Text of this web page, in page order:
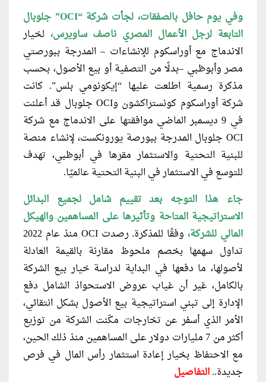
وفي يوم حافل بالصفقات، لجأت شركة “OCI” جلوبال
التابعة لرجل الأعمال المصري ناصف ساويرس، لخيار
الاندماج مع أوراسكوم للإنشاءات – المدرجة ببورصتي
مصر وأبوظبي –بدلًا من التصفية أو بيع الأصول، بحسب
مذكرة رسمية اطلعت عليها “إيكونومي بلس”. كانت
شركة أوراسكوم كونستراكشون وOCI جلوبال قد أعلنت
في 9 ديسمبر الماضي موافقتها على الاندماج مع شركة
OCI جلوبال المدرجة ببورصة يورونكست، لإنشاء منصة
للبنية التحتية والاستثمار مقرها في أبوظبي، تهدف
للتوسع في الاستثمار في البنية التحتية عالميًا.
جاء هذا التوجه بعد تقييم شامللجميع البدائل
الاستراتيجية المتاحة وتأثيرها على المساهمين والهيكل
المالي للشركة،
وفقًا للمذكرة. رصدت OCI منذ عام 2022
تداول سهمها بخصم ملحوظ مقارنة بالقيمة العادلة
لأصولها، ما دفعها في البداية لدراسة خيار بيع الشركة
بالكامل، غير أن غياب عروض الاستحواذ الشامل دفع
الإدارة إلى تبني استراتيجية بيع الأصول بشكل انتقائي،
الأمر الذي أسفر عن تخارجات مكّنت الشركة من توزيع
أكثر من 7 مليارات دولار على المساهمين منذ ذلك الحين،
مع الاحتفاظ بخيار إعادة استثمار رأس المال في فرص
جديدة..التفاصيل